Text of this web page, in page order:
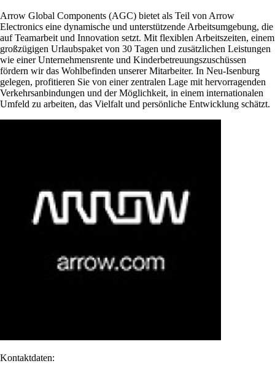
Arrow Global Components (AGC) bietet als Teil von Arrow
Electronics eine dynamische und unterstützende Arbeitsumgebung, die
auf Teamarbeit und Innovation setzt. Mit flexiblen Arbeitszeiten, einem
großzügigen Urlaubspaket von 30 Tagen und zusätzlichen Leistungen
wie einer Unternehmensrente und Kinderbetreuungszuschüssen
fördern wir das Wohlbefinden unserer Mitarbeiter. In Neu-Isenburg
gelegen, profitieren Sie von einer zentralen Lage mit hervorragenden
Verkehrsanbindungen und der Möglichkeit, in einem internationalen
Umfeld zu arbeiten, das Vielfalt und persönliche Entwicklung schätzt.
Kontaktdaten: